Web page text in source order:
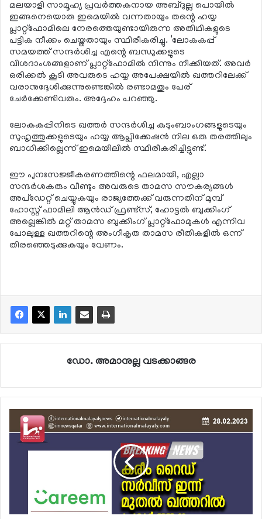
മലയാളി സാമൂഹ്യ പ്രവര്‍ത്തകനായ അബ്ദുല്ല പൊയില്‍
ഇങ്ങനെയൊരു ഇമെയില്‍ വന്നതായും തന്റെ ഹയ്യ
പ്ലാറ്റ്ഫോമിലെ നേരത്തെയുണ്ടായിരുന്ന അതിഥികളുടെ
പട്ടിക നീക്കം ചെയ്തതായും സ്ഥിരീകരിച്ചു. ‘ലോകകപ്പ്
സമയത്ത് സന്ദര്‍ശിച്ച എന്റെ ബന്ധുക്കളുടെ
വിശദാംശങ്ങളാണ് പ്ലാറ്റ്ഫോമില്‍ നിന്നും നീക്കിയത്. അവര്‍
ഒരിക്കല്‍ കൂടി അവരുടെ ഹയ്യ അപേക്ഷയില്‍ ഖത്തറിലേക്ക്
വരാനുദ്ദേശിക്കുന്നുണ്ടെങ്കില്‍ രണ്ടാമതും പേര്
ചേര്‍ക്കേണ്ടിവരും. അദ്ദേഹം പറഞ്ഞു.
ലോകകപ്പിനിടെ ഖത്തര്‍ സന്ദര്‍ശിച്ച കുടുംബാംഗങ്ങളുടെയും
സുഹൃത്തുക്കളുടെയും ഹയ്യ ആപ്ലിക്കേഷന്‍ നില ഒരു തരത്തിലും
ബാധിക്കില്ലെന്ന് ഇമെയിലില്‍ സ്ഥിരീകരിച്ചിട്ടുണ്ട്.
ഈ പുനഃസജ്ജീകരണത്തിന്റെ ഫലമായി, എല്ലാ
സന്ദര്‍ശകരും വീണ്ടും അവരുടെ താമസ സൗകര്യങ്ങള്‍
അപ്ഡേറ്റ് ചെയ്യുകയും രാജ്യത്തേക്ക് വരുന്നതിന് മുമ്പ്
ഹോസ്റ്റ് ഫാമിലി ആന്‍ഡ് ഫ്രണ്ട്സ്, ഹോട്ടല്‍ ബുക്കിംഗ്
അല്ലെങ്കില്‍ മറ്റ് താമസ ബുക്കിംഗ് പ്ലാറ്റ്ഫോമുകള്‍ എന്നിവ
പോലുള്ള ഖത്തറിന്റെ അംഗീകൃത താമസ രീതികളില്‍ ഒന്ന്
തിരഞ്ഞെടുക്കുകയും വേണം.
ഡോ. അമാനുല്ല വടക്കാങ്ങര